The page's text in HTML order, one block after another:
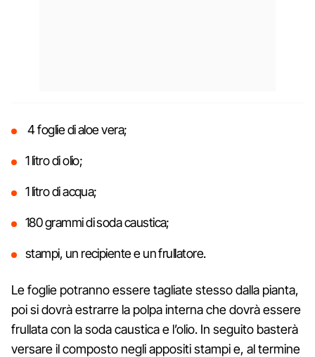
4 foglie di aloe vera;
1 litro di olio;
1 litro di acqua;
180 grammi di soda caustica;
stampi, un recipiente e un frullatore.
Le foglie potranno essere tagliate stesso dalla pianta,
poi si dovrà estrarre la polpa interna che dovrà essere
frullata con la soda caustica e l’olio. In seguito basterà
versare il composto negli appositi stampi e, al termine